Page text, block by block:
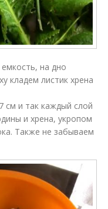
на дно
кладем листик хрена
см и так каждый слой
и хрена, укропом
Также не забываем